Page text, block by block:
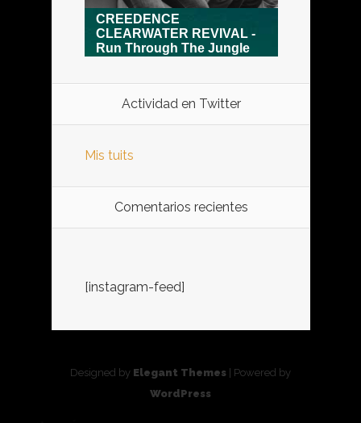
Actividad en Twitter
Mis tuits
Comentarios recientes
[instagram-feed]
Designed by Elegant Themes | Powered by
WordPress